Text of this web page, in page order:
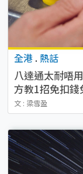
全港 . 熱話
八達通太耐唔
方教1招免扣錢
文 : 梁雪盈